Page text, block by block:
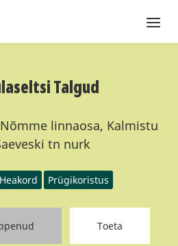
Talgud
linnaosa, Kalmistu
tn nurk
Heakord Prügikoristus
Toeta